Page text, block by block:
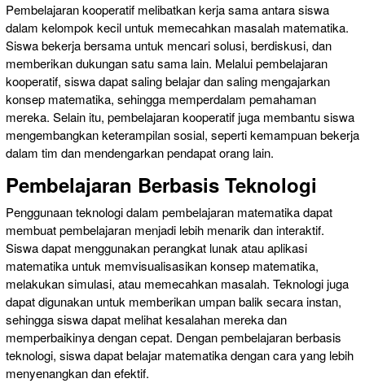
Pembelajaran kooperatif melibatkan kerja sama antara siswa
dalam kelompok kecil untuk memecahkan masalah matematika.
Siswa bekerja bersama untuk mencari solusi, berdiskusi, dan
memberikan dukungan satu sama lain. Melalui pembelajaran
kooperatif, siswa dapat saling belajar dan saling mengajarkan
konsep matematika, sehingga memperdalam pemahaman
mereka. Selain itu, pembelajaran kooperatif juga membantu siswa
mengembangkan keterampilan sosial, seperti kemampuan bekerja
dalam tim dan mendengarkan pendapat orang lain.
Pembelajaran Berbasis Teknologi
Penggunaan teknologi dalam pembelajaran matematika dapat
membuat pembelajaran menjadi lebih menarik dan interaktif.
Siswa dapat menggunakan perangkat lunak atau aplikasi
matematika untuk memvisualisasikan konsep matematika,
melakukan simulasi, atau memecahkan masalah. Teknologi juga
dapat digunakan untuk memberikan umpan balik secara instan,
sehingga siswa dapat melihat kesalahan mereka dan
memperbaikinya dengan cepat. Dengan pembelajaran berbasis
teknologi, siswa dapat belajar matematika dengan cara yang lebih
menyenangkan dan efektif.